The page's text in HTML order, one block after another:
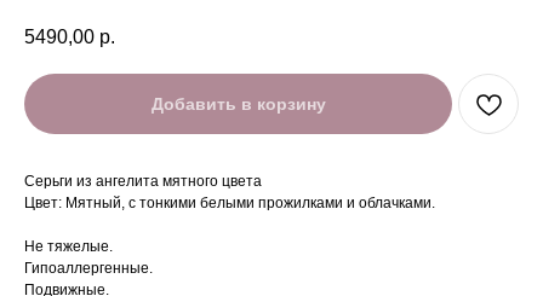
5490,00 р.
Добавить в корзину
Серьги из ангелита мятного цвета
Цвет: Мятный, с тонкими белыми прожилками и облачками.
Не тяжелые.
Гипоаллергенные.
Подвижные.